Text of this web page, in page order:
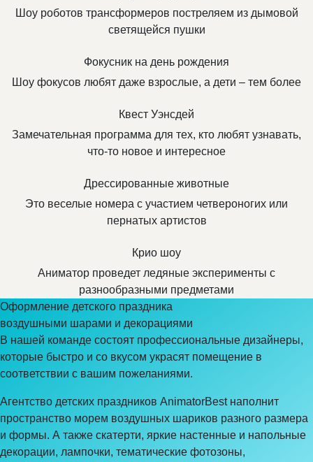
Шоу роботов трансформеров постреляем из дымовой
светящейся пушки
Фокусник на день рождения
Шоу фокусов любят даже взрослые, а дети – тем более
Квест Уэнсдей
Замечательная программа для тех, кто любят узнавать,
что-то новое и интересное
Дрессированные животные
Это веселые номера с участием четвероногих или
пернатых артистов
Крио шоу
Аниматор проведет ледяные эксперименты с
разнообразными предметами
Оформление детского праздника
воздушными шарами и декорациями
В нашей команде состоят профессиональные дизайнеры,
которые быстро и со вкусом украсят помещение в
соответствии с вашим пожеланиями.
Агентство детских праздников AnimatorBest наполнит
пространство морем воздушных шариков разного размера
и формы. А также скатерти, яркие настенные и напольные
декорации, лампочки, тематические фотозоны,